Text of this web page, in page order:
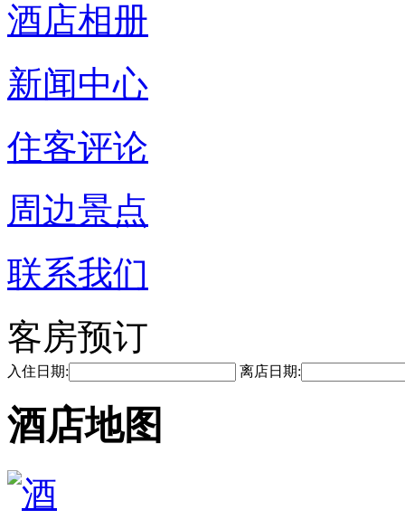
酒店相册
新闻中心
住客评论
周边景点
联系我们
客房预订
入住日期: 离店日期:
酒店地图